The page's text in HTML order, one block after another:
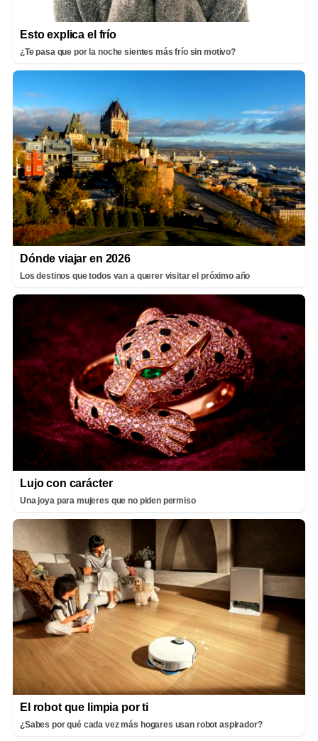
Esto explica el frío
¿Te pasa que por la noche sientes más frío sin motivo?
Dónde viajar en 2026
Los destinos que todos van a querer visitar el próximo año
Lujo con carácter
Una joya para mujeres que no piden permiso
El robot que limpia por ti
¿Sabes por qué cada vez más hogares usan robot aspirador?